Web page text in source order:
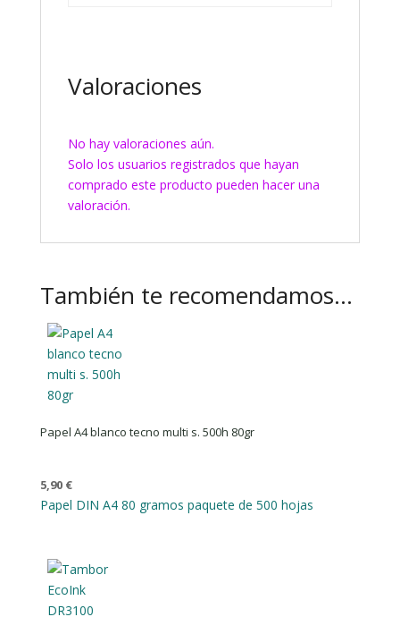
Valoraciones
No hay valoraciones aún.
Solo los usuarios registrados que hayan
comprado este producto pueden hacer una
valoración.
También te recomendamos…
Papel A4 blanco tecno multi s. 500h 80gr
5,90 €
Papel DIN A4 80 gramos paquete de 500 hojas